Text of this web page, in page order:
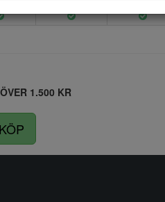
1.500 KR